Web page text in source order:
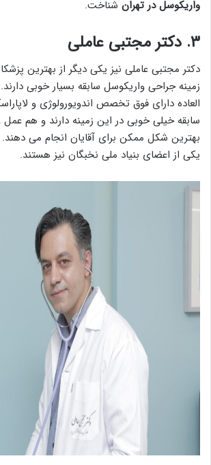
واریکوسل در تهران شناخت.
۳. دکتر مجتبی عاملی
دکتر مجتبی عاملی نیز یکی دیگر از بهترین
زمینه جراحی واریکوسل سابقه بسیار خوبی
العاده دارای فوق تخصص اندویورولوژی و
سابقه خیلی خوبی در این زمینه دارند و هم عمل
بهترین شکل ممکن برای آقایان انجام می دهند.
یکی از اعضای بنیاد ملی نخبگان نیز هستند.